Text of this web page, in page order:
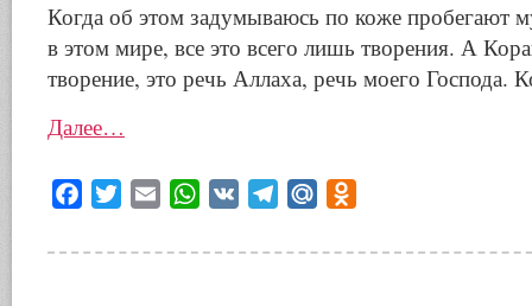
Когда об этом задумываюсь по коже пробегают
в этом мире, все это всего лишь творения. А
творение, это речь Аллаха, речь моего Господа.
Далее…
Facebook
Twitter Email WhatsApp
VK TelegramMail.Ru